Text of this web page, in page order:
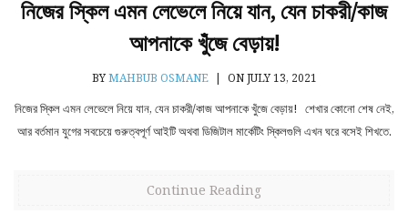
নিজের স্কিল এমন লেভেলে নিয়ে যান, যেন চাকরী/কাজ
আপনাকে খুঁজে বেড়ায়!
BYMAHBUB OSMANE | ON JULY 13, 2021
নিজের স্কিল এমন লেভেলে নিয়ে যান, যেন চাকরী/কাজ আপনাকে খুঁজে বেড়ায়! শেখার কোনো শেষ নেই,
আর বর্তমান যুগের সবচেয়ে গুরুত্বপূর্ণ আইটি অথবা ডিজিটাল মার্কেটিং স্কিলগুলি এখন ঘরে বসেই শিখতে.
Continue Reading